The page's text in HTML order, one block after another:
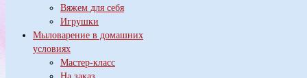
Вяжем для себя
Игрушки
Мыловарение в домашних
условиях
Мастер-класс